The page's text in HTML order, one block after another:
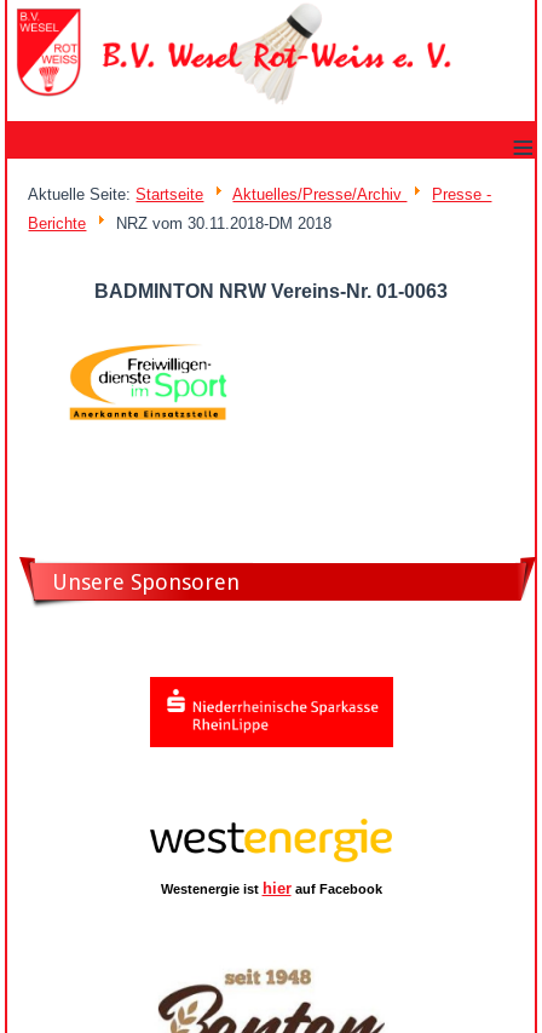
≡
Aktuelle Seite:Startseite Aktuelles/Presse/Archiv
Presse -
Berichte
NRZ vom 30.11.2018-DM 2018
BADMINTON NRW Vereins-Nr. 01-0063
Unsere Sponsoren
Westenergie ist hierauf Facebook